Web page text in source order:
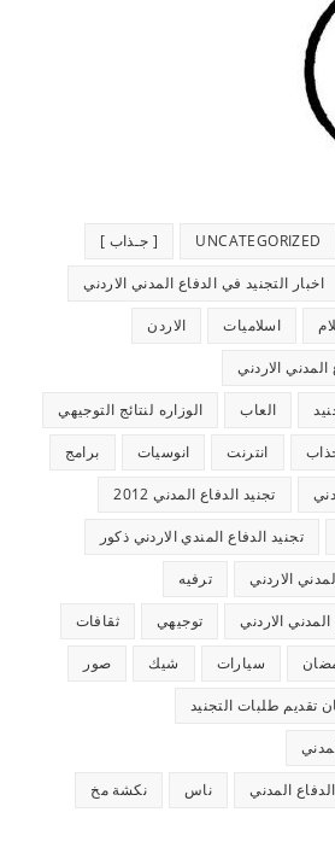
UNCATEGORIZED [ جـذاب ]
اخبار التجنيد في الدفاع المدني الاردني
اسلاميات الاردن
المدني الاردني
العاب الوزاره لنتائج التوجيهي
انترنت انوسيات برامج
تجنيد الدفاع المدني 2012
تجنيد الدفاع المندي الاردني ذكور
الاردني ترفيه
الاردني توجيهي ثقافات
سيارات شيك صور
تقديم طلبات التجنيد
المدني ناس نكشة مخ